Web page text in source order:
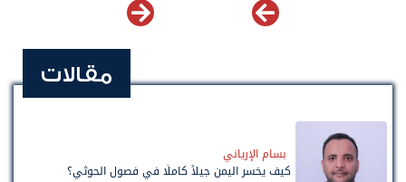
مقالات
بسام الإرياني
كيف يخسر اليمن جيلاً كاملًا في فصول الحوثي؟